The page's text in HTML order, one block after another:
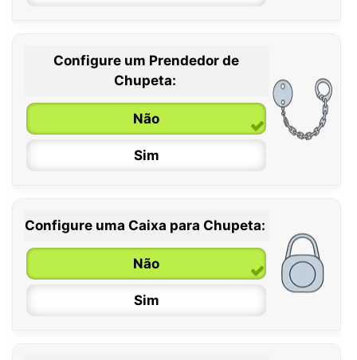
0 / 6 meses
6 / 36 meses
Configure um Prendedor de
Chupeta:
Não
Sim
Configure uma Caixa para Chupeta:
Não
Sim